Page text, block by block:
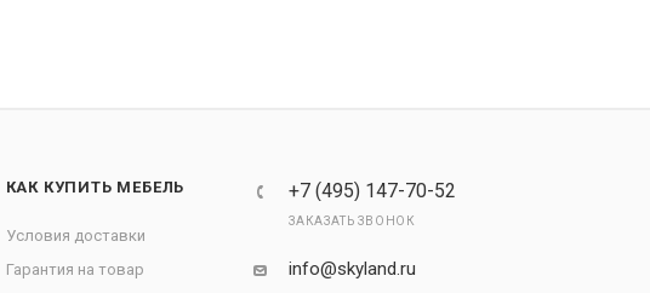
КАК КУПИТЬ МЕБЕЛЬ
Условия доставки
Гарантия на товар
+7 (495) 147-70-52
ЗАКАЗАТЬ ЗВОНОК
info@skyland.ru